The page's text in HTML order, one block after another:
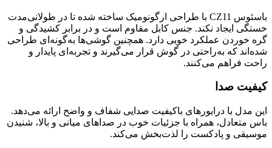
باسئوس CZ11 با طراحی ارگونومیک ساخته شده تا در طولانی‌مدت
خستگی ایجاد نکند. جنس کابل مقاوم است و در برابر کشیدگی و
گره خوردن عملکرد خوبی دارد. همچنین گوشی‌ها به‌گونه‌ای طراحی
شده‌اند که به‌راحتی در گوش قرار می‌گیرند و تجربه‌ای پایدار و
راحت فراهم می‌کنند.
کیفیت صدا
این مدل با درایورهای باکیفیت صدایی شفاف و واضح ارائه می‌دهد.
باس متعادل، همراه با جزئیات خوب در صداهای میانی و بالا، شنیدن
موسیقی و پادکست را لذت‌بخش می‌کند.